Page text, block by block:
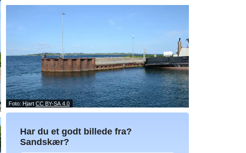
Foto: HjartCC BY-SA 4.0
Har du et godt billede fra?
Sandskær?